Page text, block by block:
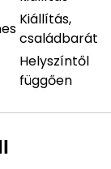
Kiállítás,
családbarát
Helyszíntől
függően